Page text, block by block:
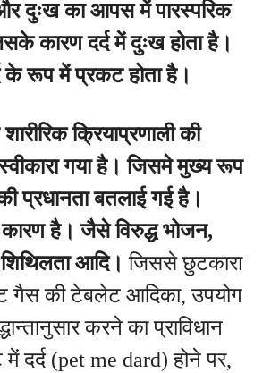
दुःख का आपस में पारस्परिक
कारण दर्द में दुःख होता है।
के रूप में प्रकट होता है।
क्रियाप्रणाली की
गया है। जिसमे मुख्य रूप
प्रधानता बतलाई गई है।
है। जैसे विरुद्ध भोजन,
शिथिलता आदि। जिससे छुटकारा
गैस की टेबलेट आदिका, उपयोग
करने का प्राविधान
दर्द (pet me dard) होने पर,